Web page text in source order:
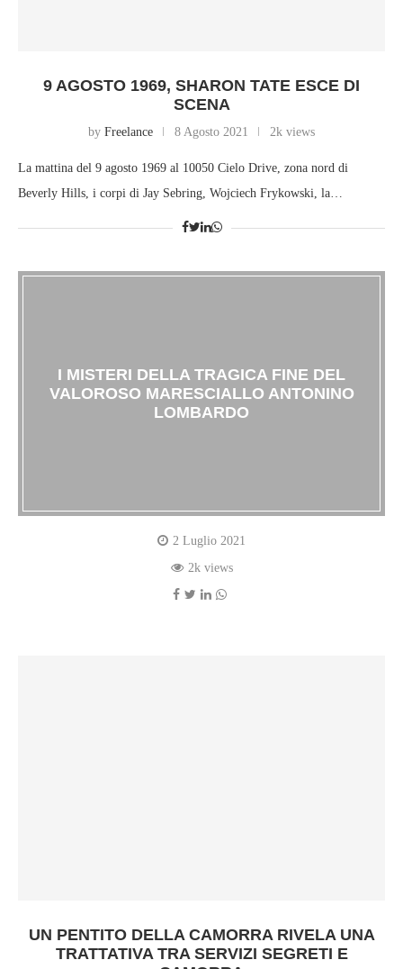
9 AGOSTO 1969, SHARON TATE ESCE DI
SCENA
by Freelance 8 Agosto 2021 2k views
La mattina del 9 agosto 1969 al 10050 Cielo Drive, zona nord di
Beverly Hills, i corpi di Jay Sebring, Wojciech Frykowski, la…
I MISTERI DELLA TRAGICA FINE DEL
VALOROSO MARESCIALLO ANTONINO
LOMBARDO
2 Luglio 2021
2k views
UN PENTITO DELLA CAMORRA RIVELA UNA
TRATTATIVA TRA SERVIZI SEGRETI E